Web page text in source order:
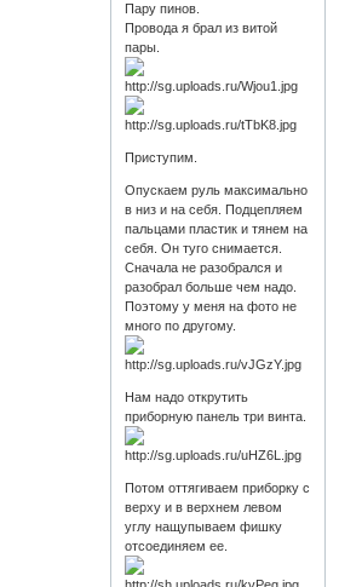
Пару пинов.
Провода я брал из витой
пары.
Приступим.
Опускаем руль максимально
в низ и на себя. Подцепляем
пальцами пластик и тянем на
себя. Он туго снимается.
Сначала не разобрался и
разобрал больше чем надо.
Поэтому у меня на фото не
много по другому.
Нам надо открутить
приборную панель три винта.
Потом оттягиваем приборку с
верху и в верхнем левом
углу нащупываем фишку
отсоединяем ее.